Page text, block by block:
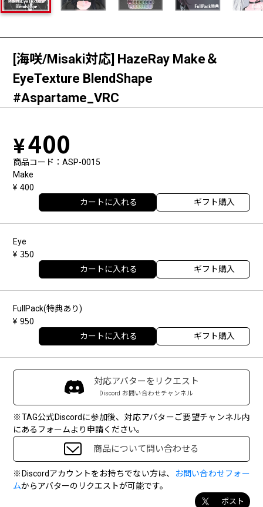
[海咲/Misaki対応] HazeRay Make＆
EyeTexture BlendShape
#Aspartame_VRC
400
商品コード
ASP-0015
Make
400
カートに入れる ギフト購入
Eye
350
カートに入れる ギフト購入
FullPack(特典あり)
950
カートに入れる ギフト購入
対応アバターをリクエスト
Discord お問い合わせチャンネル
※TAG公式Discordに参加後、対応アバターご要望チャンネル内
にあるフォームより申請ください。
ポスト
商品について問い合わせる
※Discordアカウントをお持ちでない方は、
お問い合わせフォー
ムからアバターのリクエストが可能です。